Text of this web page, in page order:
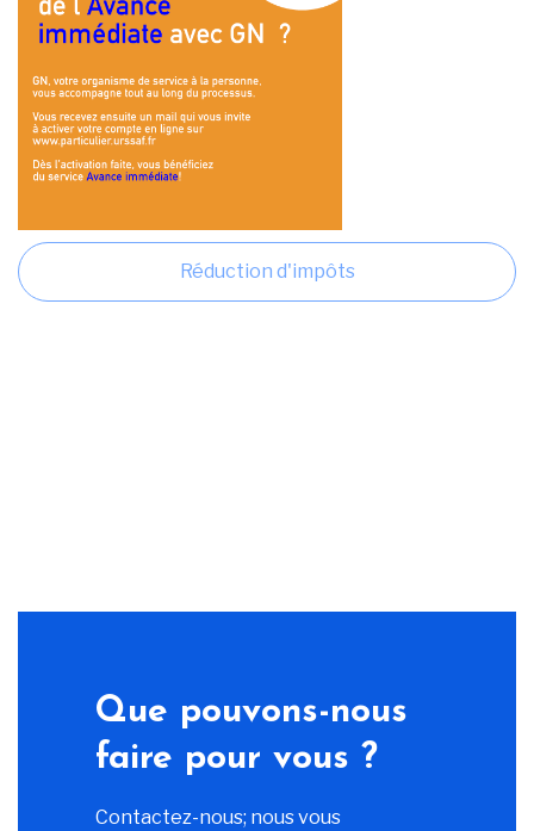
Réduction d'impôts
Que pouvons-nous
faire pour vous ?
Contactez-nous; nous vous